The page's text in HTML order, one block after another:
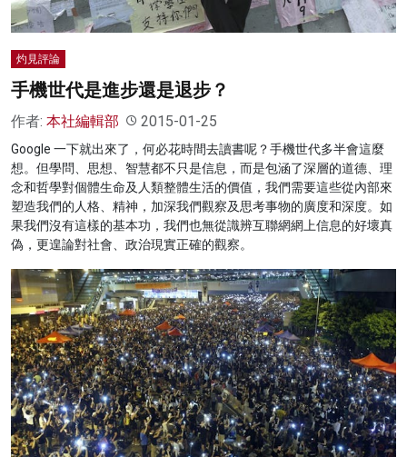
灼見活動
灼見評論
手機世代是進步還是退步？
作者: 本社編輯部 2015-01-25
Google 一下就出來了，何必花時間去讀書呢？手機世代多半會這麼
想。但學問、思想、智慧都不只是信息，而是包涵了深層的道德、理
念和哲學對個體生命及人類整體生活的價值，我們需要這些從內部來
塑造我們的人格、精神，加深我們觀察及思考事物的廣度和深度。如
果我們沒有這樣的基本功，我們也無從識辨互聯網網上信息的好壞真
偽，更遑論對社會、政治現實正確的觀察。